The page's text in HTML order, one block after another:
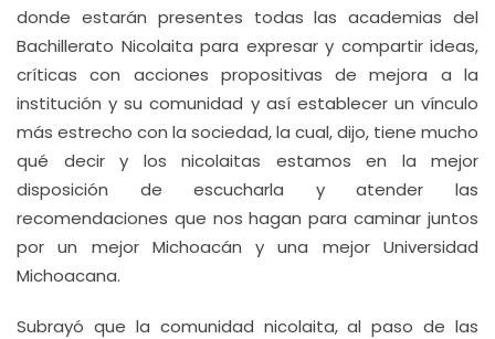
donde estarán presentes todas las academias del
Bachillerato Nicolaita para expresar y compartir ideas,
críticas con acciones propositivas de mejora a la
institución y su comunidad y así establecer un vínculo
más estrecho con la sociedad, la cual, dijo, tiene mucho
qué decir y los nicolaitas estamos en la mejor
disposición de escucharla y atender las
recomendaciones que nos hagan para caminar juntos
por un mejor Michoacán y una mejor Universidad
Michoacana.
Subrayó que la comunidad nicolaita, al paso de las